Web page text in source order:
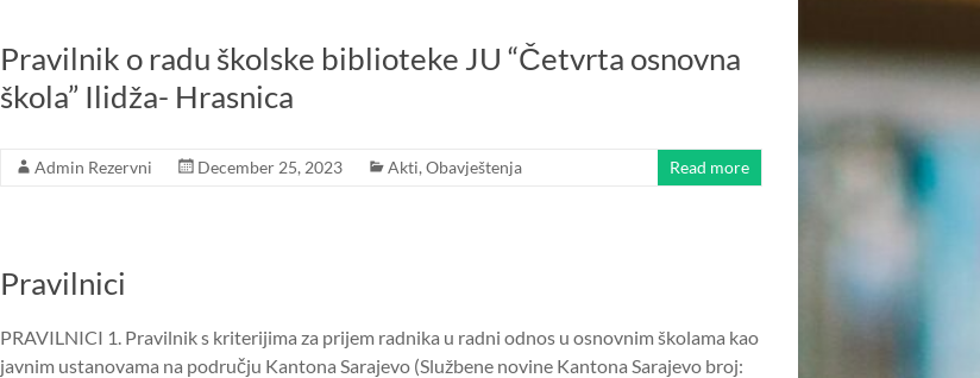
Pravilnik o radu školske biblioteke JU “Četvrta osnovna
škola” Ilidža- Hrasnica
Admin Rezervni December 25, 2023 Akti, Obavještenja Read more
Pravilnici
PRAVILNICI 1. Pravilnik s kriterijima za prijem radnika u radni odnos u osnovnim školama kao
javnim ustanovama na području Kantona Sarajevo (Službene novine Kantona Sarajevo broj: